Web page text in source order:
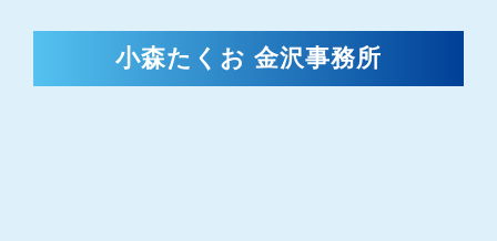
小森たくお 金沢事務所